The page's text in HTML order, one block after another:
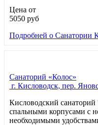
Цена от
5050 руб
Подробней о Санатории
Санаторий «Колос»
г. Кисловодск, пер.
Кисловодский санаторий
спальными корпусами с
необходимыми